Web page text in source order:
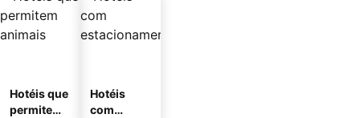
Hotéis que
permitem
Hotéis
com